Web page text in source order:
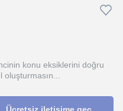
konu eksiklerini doğru